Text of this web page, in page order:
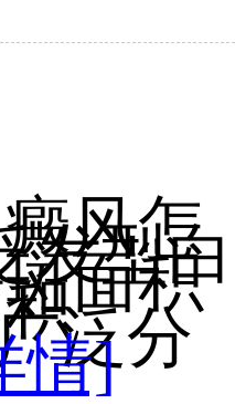
风怎
发型白
面积
泛分
情]